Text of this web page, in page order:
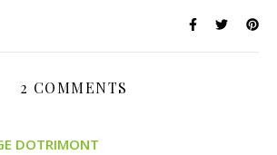
2 COMMENTS
DOTRIMONT